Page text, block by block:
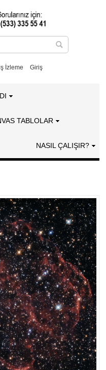
İzleme Giriş
TABLOLAR
NASIL ÇALIŞIR?